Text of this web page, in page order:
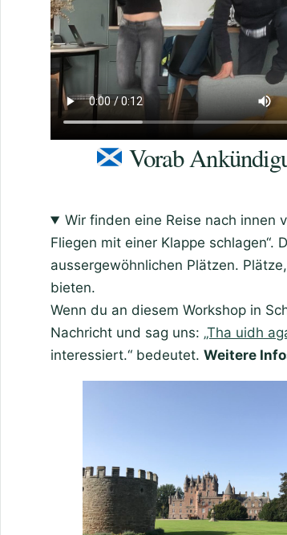
Vorab
Wir finden eine Reise nach innen
Fliegen mit einer Klappe schlagen“.
aussergewöhnlichen Plätzen.
bieten.
Wenn du an diesem Workshop in
Nachricht und sag uns: „Tha uidh
interessiert.“ bedeutet. Weitere